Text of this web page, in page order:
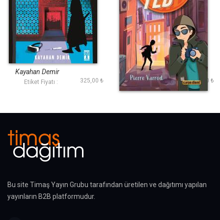
İstanbul Portresi
Kayahan Demir
Etiket Fiyatı : 325,00 ₺
Dedektif Ted-Hadi
Olayı Çöz!
Pierre Varrod
Etiket Fiyatı : 200,00 ₺
Bu site Timaş Yayın Grubu tarafından üretilen ve dağıtımı yapılan
yayınların B2B platformudur.